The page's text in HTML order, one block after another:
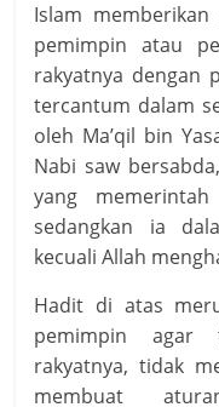
Islam
pemimpin atau
rakyatnya dengan
tercantum dalam
oleh Ma’qil bin
Nabi saw
yang
sedangkan ia
kecuali Allah
Hadit di atas
pemimpin agar
rakyatnya, tidak
membuat